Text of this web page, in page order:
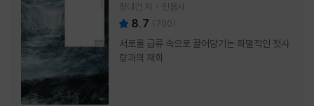
정대건 저 민음사
8.7 (700)
서로를 급류 속으로 끌어당기는 파멸적인 첫사
랑과의 재회